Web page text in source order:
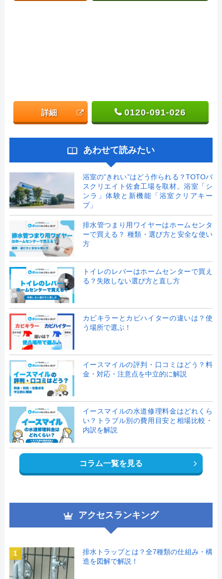
詳細 0120-091-026
あわせて読みたい
浴室の”きれい”はどう作られる？TOTOバ
スクリエイト佐倉工場を取材。浴室「シ
ンラ」体験と新機能「浴室クリアキー
プ」
排水管つまり用ワイヤーはホームセンタ
ーで買える？ 種類・選び方と安全な使い
方
トイレのレバーはホームセンターで買え
る？失敗しない選び方と直し方
カビキラーとカビハイターの違いは？使
う場所で選ぶ！
イースマイルの評判・口コミはどう？料
金・対応・注意点を中立的に解説
イースマイルの水道修理料金はどれくら
い？トラブル別の費用目安と相場比較・
内訳を解説
コラム一覧を見る
アクセスランキング
1
排水トラップとは？全7種類の仕組み・構
造を図解で解説！